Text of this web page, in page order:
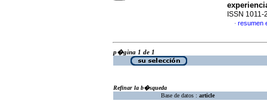
ISSN 1011-
· resumen
p�gina 1 de 1
Refinar la b�squeda
Base de datos : article